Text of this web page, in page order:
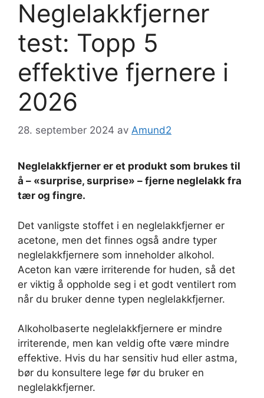
Neglelakkfjerner
test: Topp 5
effektive fjernere i
2026
28. september 2024 av Amund2
Neglelakkfjerner er et produkt som brukes til
å – «surprise, surprise» – fjerne neglelakk fra
tær og fingre.
Det vanligste stoffet i en neglelakkfjerner er
acetone, men det finnes også andre typer
neglelakkfjernere som inneholder alkohol.
Aceton kan være irriterende for huden, så det
er viktig å oppholde seg i et godt ventilert rom
når du bruker denne typen neglelakkfjerner.
Alkoholbaserte neglelakkfjernere er mindre
irriterende, men kan veldig ofte være mindre
effektive. Hvis du har sensitiv hud eller astma,
bør du konsultere lege før du bruker en
neglelakkfjerner.